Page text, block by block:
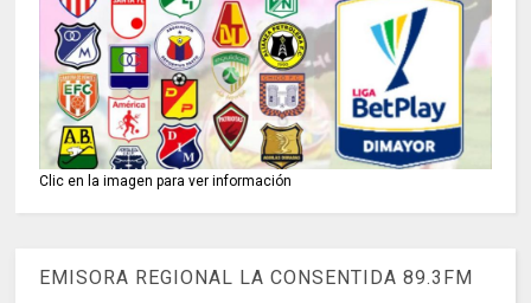
Clic en la imagen para ver información
EMISORA REGIONAL LA CONSENTIDA 89.3FM